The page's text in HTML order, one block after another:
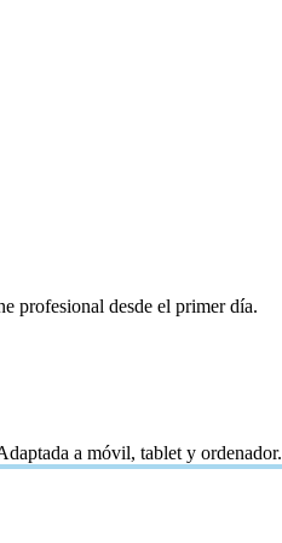
profesional desde el primer día.
a móvil, tablet y ordenador.